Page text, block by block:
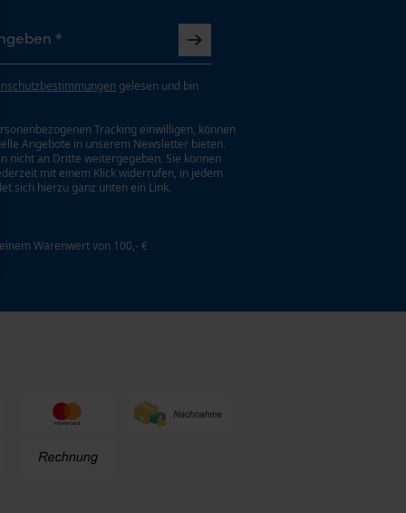
gelesen und bin
Tracking einwilligen, können
Angebote in unserem Newsletter bieten.
nicht an Dritte weitergegeben. Sie können
mit einem Klick widerrufen, in jedem
sich hierzu ganz unten ein Link.
Warenwert von 100,- €